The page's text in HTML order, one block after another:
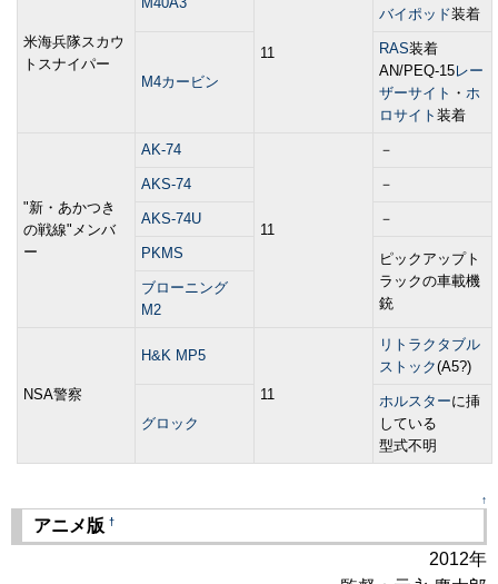
米海兵隊スカウ
トスナイパー
11
バイポッド装着
M4カービン
RAS装着
AN/PEQ-15レー
ザーサイト ・ ホ
ロサイト 装着
"新・あかつき
の戦線"メンバ
ー
AK-74
11
－
AKS-74 －
AKS-74U －
PKMS
ピックアップト
ラックの車載機
銃
ブローニング
M2
NSA警察
H&K MP5
11
リトラクタブル
ストック(A5?)
グロック
ホルスターに挿
している
型式不明
↑
アニメ版 †
2012年